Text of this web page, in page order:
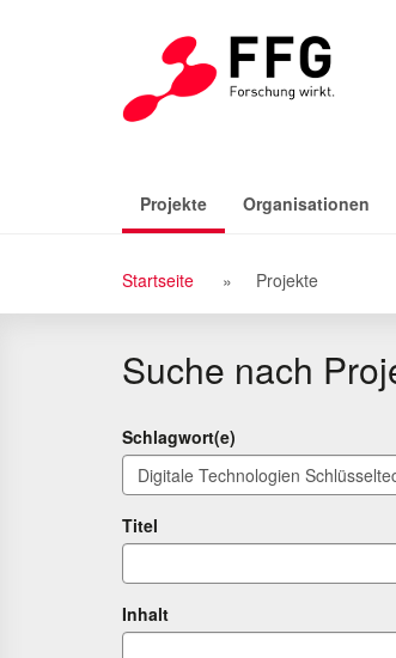
Projekte(aktiv)Organisationen
Breadcrumb
Navigation
Startseite Projekte
Suche nach
Schlagwort(e)
Titel
Inhalt